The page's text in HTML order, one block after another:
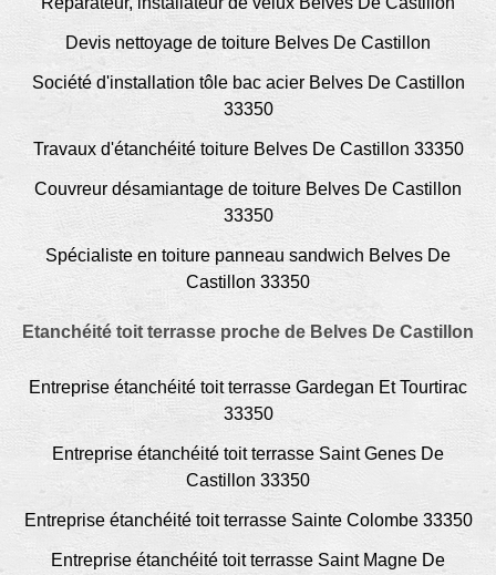
Devis nettoyage de toiture Belves De Castillon
Société d'installation tôle bac acier Belves De Castillon
33350
Travaux d'étanchéité toiture Belves De Castillon 33350
Couvreur désamiantage de toiture Belves De Castillon
33350
Spécialiste en toiture panneau sandwich Belves De
Castillon 33350
Etanchéité toit terrasse proche de Belves De Castillon
Entreprise étanchéité toit terrasse Gardegan Et Tourtirac
33350
Entreprise étanchéité toit terrasse Saint Genes De
Castillon 33350
Entreprise étanchéité toit terrasse Sainte Colombe 33350
Entreprise étanchéité toit terrasse Saint Magne De